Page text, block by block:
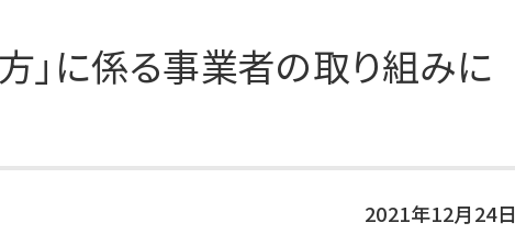
DXの取り組み
ESGデータ集
」に係る事業者の取り組みに
2021年12月24日